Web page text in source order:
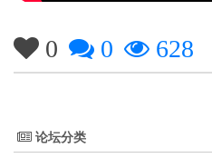
0 0 628
论坛分类